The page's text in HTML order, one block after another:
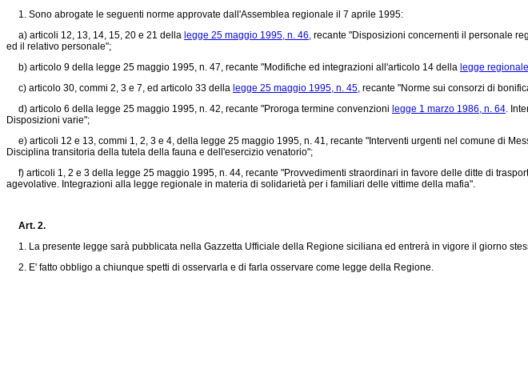
1. Sono abrogate le seguenti norme approvate dall'Assemblea regionale il 7 aprile 1995:
a) articoli 12, 13, 14, 15, 20 e 21 della legge 25 maggio 1995, n. 46, recante "Disposizioni concernenti il personale
ed il relativo personale";
b) articolo 9 della legge 25 maggio 1995, n. 47, recante "Modifiche ed integrazioni all'articolo 14 della legge
c) articolo 30, commi 2, 3 e 7, ed articolo 33 della legge 25 maggio 1995, n. 45, recante "Norme sui consorzi di
d) articolo 6 della legge 25 maggio 1995, n. 42, recante "Proroga termine convenzioni legge 1 marzo 1986, n. 64.
Disposizioni varie";
e) articoli 12 e 13, commi 1, 2, 3 e 4, della legge 25 maggio 1995, n. 41, recante "Interventi urgenti nel comune di
Disciplina transitoria della tutela della fauna e dell'esercizio venatorio";
f) articoli 1, 2 e 3 della legge 25 maggio 1995, n. 44, recante "Provvedimenti straordinari in favore delle ditte di
agevolative. Integrazioni alla legge regionale in materia di solidarietà per i familiari delle vittime della mafia".
Art. 2.
1. La presente legge sarà pubblicata nella Gazzetta Ufficiale della Regione siciliana ed entrerà in vigore il giorno
2. E' fatto obbligo a chiunque spetti di osservarla e di farla osservare come legge della Regione.